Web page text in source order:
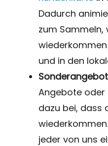
Dadurch
zum Sammeln,
und in den
Angebote oder
dazu bei, dass
jeder von uns